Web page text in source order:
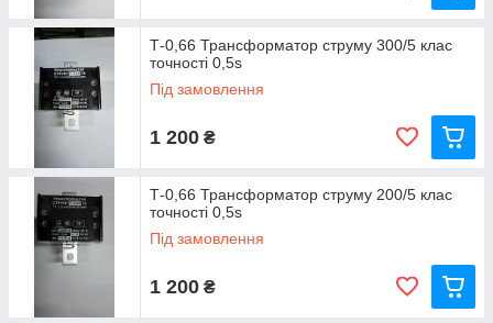
Т-0,66 Трансформатор струму 300/5 клас
точності 0,5s
Під замовлення
1 200 ₴
Т-0,66 Трансформатор струму 200/5 клас
точності 0,5s
Під замовлення
1 200 ₴